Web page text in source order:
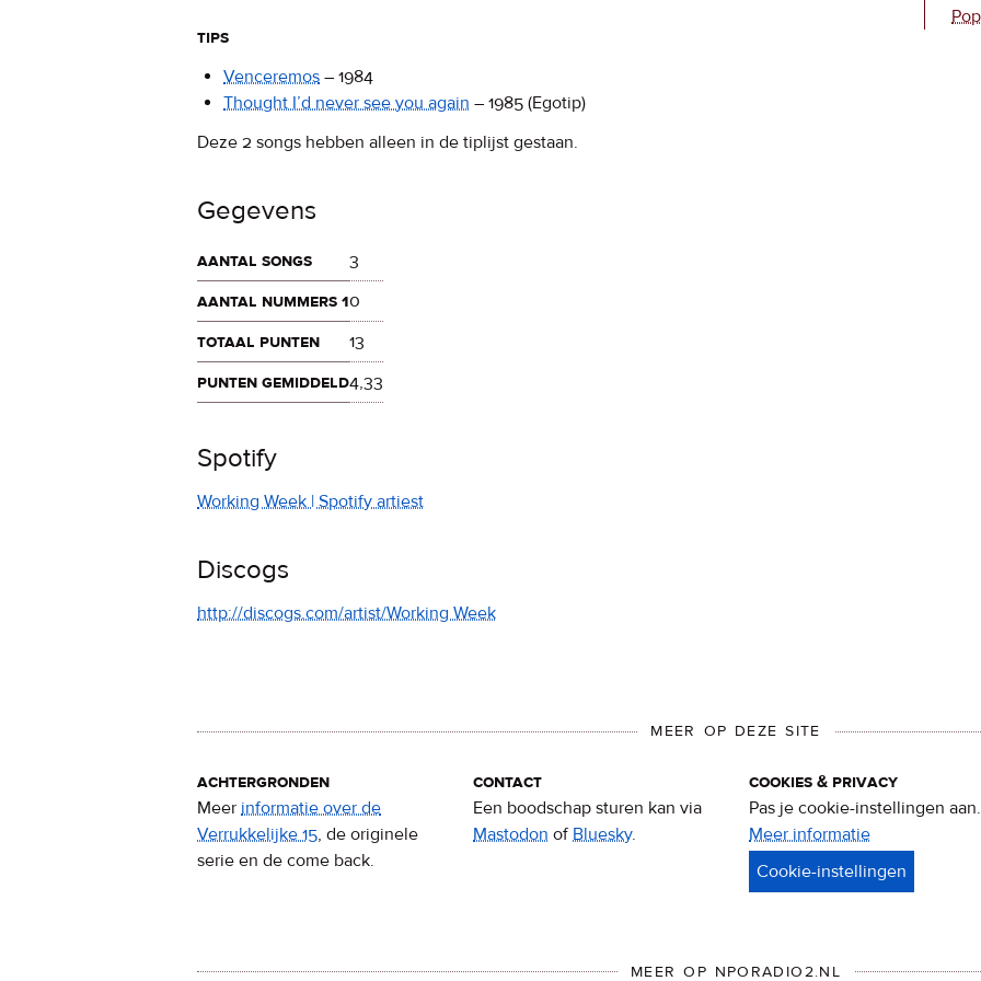
tips
Venceremos – 1984
Thought I’d never see you again – 1985 (Egotip)
Deze 2 songs hebben alleen in de tiplijst gestaan.
Gegevens
aantal songs
3
aantal nummers 10
totaal punten
13
punten gemiddeld4,33
Spotify
Working Week | Spotify artiest
Discogs
http://discogs.com/artist/Working Week
MEER OP DEZE SITE
achtergronden
Meer informatie over de
Verrukkelijke 15, de originele
serie en de come back.
contact
Een boodschap sturen kan via
Mastodon ofBluesky.
cookies & privacy
Pas je cookie-instellingen aan.
Meer informatie
&
MEER OP NPORADIO2.NL